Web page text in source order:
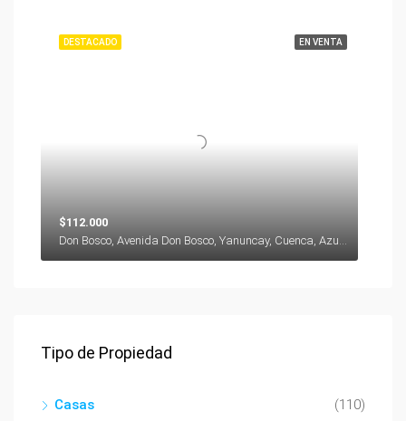
EN VENTA
DESTACADO
$112.000
Don Bosco, Avenida Don Bosco, Yanuncay, Cuenca, Azuay, 000000, Ecuador
Tipo de Propiedad
Casas
(110)